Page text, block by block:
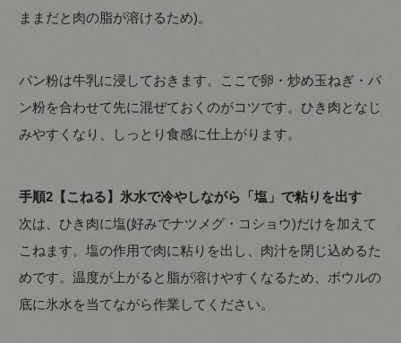
ままだと肉の脂が溶けるため)。
パン粉は牛乳に浸しておきます。ここで卵・炒め玉ねぎ・パ
ン粉を合わせて先に混ぜておくのがコツです。ひき肉となじ
みやすくなり、しっとり食感に仕上がります。
手順2【こねる】氷水で冷やしながら「塩」で粘りを出す
次は、ひき肉に塩(好みでナツメグ・コショウ)だけを加えて
こねます。塩の作用で肉に粘りを出し、肉汁を閉じ込めるた
めです。温度が上がると脂が溶けやすくなるため、ボウルの
底に氷水を当てながら作業してください。